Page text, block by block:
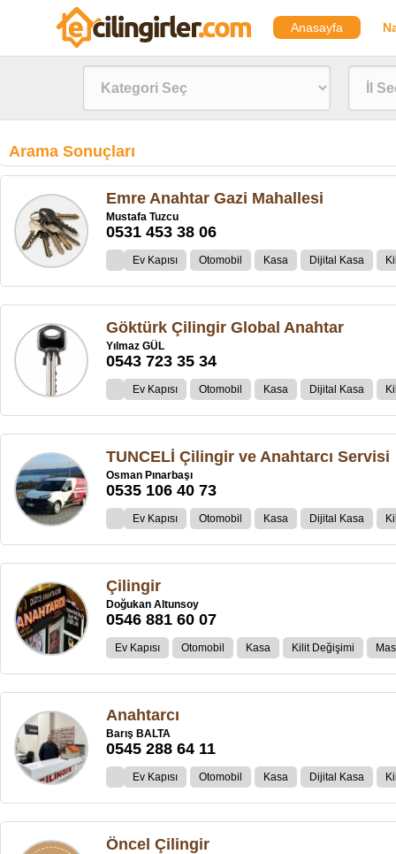
Anasayfa
Arama Sonuçları
Emre Anahtar Gazi Mahallesi
Mustafa Tuzcu
0531 453 38 06
Ev Kapısı Otomobil Kasa Dijital Kasa
Göktürk Çilingir Global Anahtar
Yılmaz GÜL
0543 723 35 34
Ev Kapısı Otomobil Kasa Dijital Kasa
TUNCELİ Çilingir ve Anahtarcı Servisi
Osman Pınarbaşı
0535 106 40 73
Ev Kapısı Otomobil Kasa Dijital Kasa
Çilingir
Doğukan Altunsoy
0546 881 60 07
Ev Kapısı Otomobil Kasa Kilit Değişimi
Anahtarcı
Barış BALTA
0545 288 64 11
Ev Kapısı Otomobil Kasa Dijital Kasa
Öncel Çilingir